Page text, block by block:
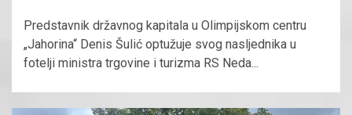
Predstavnik državnog kapitala u Olimpijskom centru
„Jahorina“ Denis Šulić optužuje svog nasljednika u
fotelji ministra trgovine i turizma RS Neda...